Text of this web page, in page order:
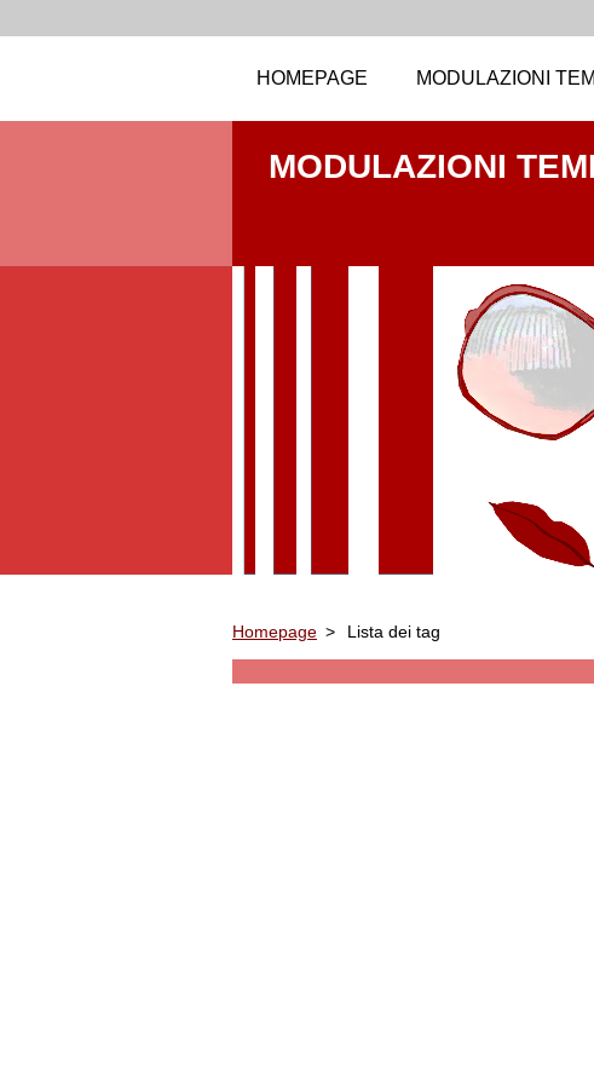
HOMEPAGE MODULAZIONI
MODULAZIONI
Homepage > Lista dei tag